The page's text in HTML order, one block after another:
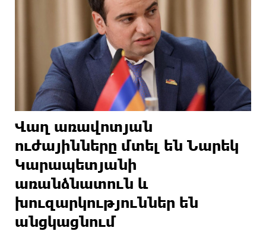
Վաղ առավոտյան
ուժայինները մտել են Նարեկ
Կարապետյանի
առանձնատուն և
խուզարկություններ են
անցկացնում